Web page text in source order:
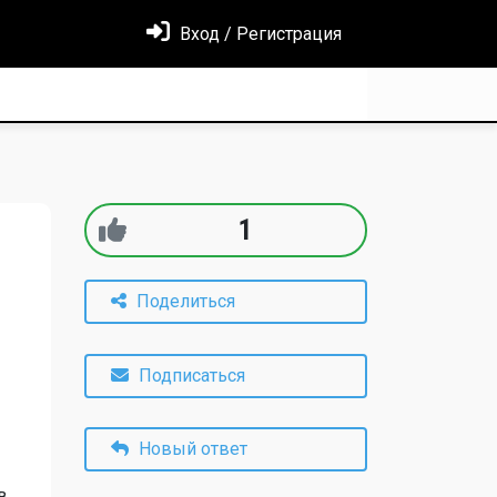
Вход / Регистрация
1
Поделиться
Подписаться
Новый ответ